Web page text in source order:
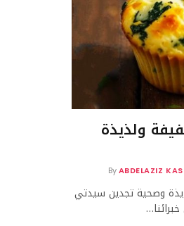
ولذيذة
By ABDELAZIZ
وصحية تجدين سيدتي